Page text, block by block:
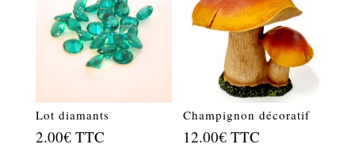
Lot diamants
2.00€ TTC
Champignon décoratif
12.00€ TTC